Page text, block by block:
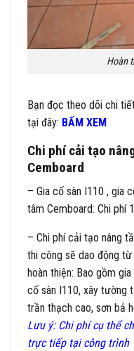
Hoàn
Bạn đọc theo dõi chi
tại đây: BẤM XEM
Chi phí cải tạo
Cemboard
– Gia cố sàn I110 , gia
tâm Cemboard: Chi phí
– Chi phí cải tạo nâng
thi công sẽ dao động
hoàn thiện: Bao gồm
cố sàn I110, xây tường
trần thạch cao, sơn bả
Lưu ý: Chi phí cụ thể
trực tiếp tại công trình